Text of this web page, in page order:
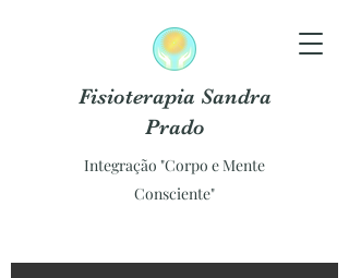
Fisioterapia Sandra
Prado
Integração "Corpo e Mente
Consciente"